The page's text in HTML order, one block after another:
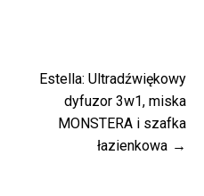
Estella: Ultradźwiękowy
dyfuzor 3w1, miska
MONSTERA i szafka
łazienkowa